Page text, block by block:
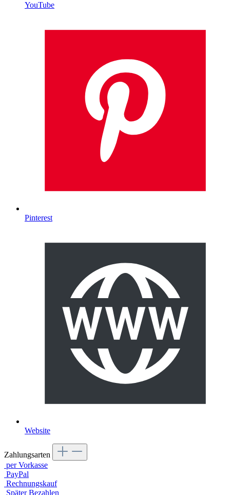
YouTube
Pinterest
Website
Zahlungsarten
per Vorkasse
PayPal
Rechnungskauf
Später Bezahlen